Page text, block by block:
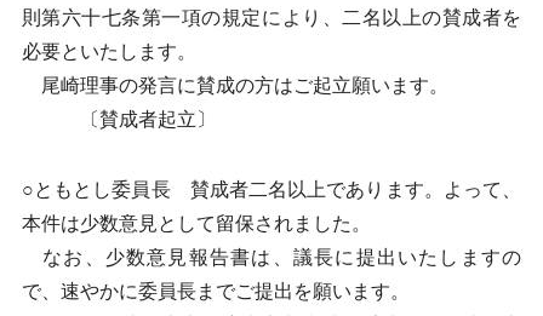
則第六十七条第一項の規定により、二名以上の賛成者を
必要といたします。
尾崎理事の発言に賛成の方はご起立願います。
〔賛成者起立〕
○ともとし委員長 賛成者二名以上であります。よって、
本件は少数意見として留保されました。
なお、少数意見報告書は、議長に提出いたしますの
で、速やかに委員長までご提出を願います。